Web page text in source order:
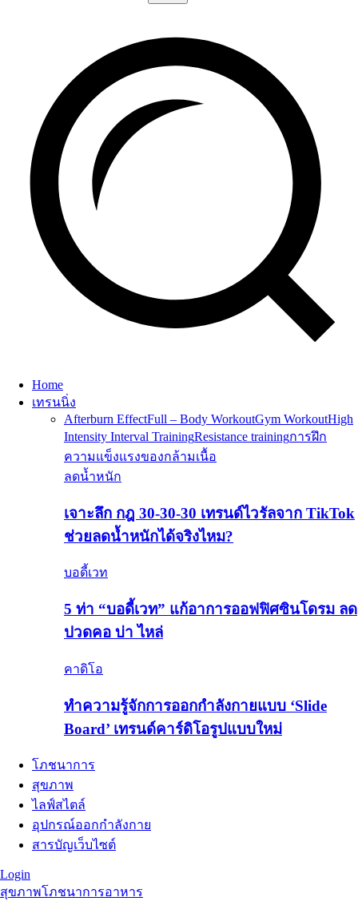
Home
เทรนนิ่ง
Afterburn EffectFull – Body WorkoutGym WorkoutHigh
Intensity Interval TrainingResistance trainingการฝึก
ความแข็งแรงของกล้ามเนื้อ
ลดน้ำหนัก
เจาะลึก กฎ 30-30-30 เทรนด์ไวรัลจาก TikTok
ช่วยลดน้ำหนักได้จริงไหม?
บอดี้เวท
5 ท่า “บอดี้เวท” แก้อาการออฟฟิศซินโดรม ลด
ปวดคอ บ่า ไหล่
คาดิโอ
ทำความรู้จักการออกกำลังกายแบบ ‘Slide
Board’ เทรนด์คาร์ดิโอรูปแบบใหม่
โภชนาการ
สุขภาพ
ไลฟ์สไตล์
อุปกรณ์ออกกำลังกาย
สารบัญเว็บไซต์
Login
สุขภาพโภชนาการอาหาร